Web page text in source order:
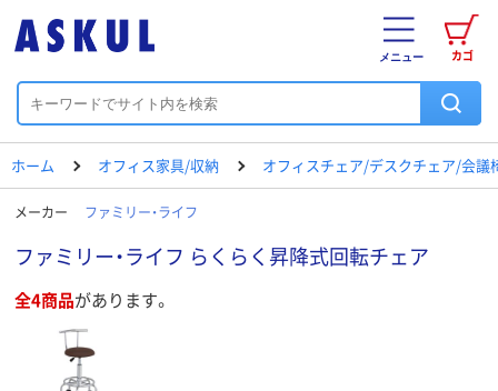
カゴ
メニュー
ホーム オフィス家具/収納 オフィスチェア/デスクチェア/会議
メーカー ファミリー・ライフ
ファミリー・ライフ らくらく昇降式回転チェア
全4商品があります。